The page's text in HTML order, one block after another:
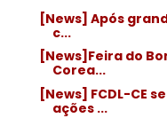
[News] Após
c...
[News]Feira do
Corea...
[News] FCDL-CE
ações ...